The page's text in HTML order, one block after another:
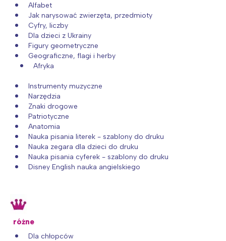
Alfabet
Jak narysować zwierzęta, przedmioty
Cyfry, liczby
Dla dzieci z Ukrainy
Figury geometryczne
Geograficzne, flagi i herby
Afryka
Instrumenty muzyczne
Narzędzia
Znaki drogowe
Patriotyczne
Anatomia
Nauka pisania literek - szablony do druku
Nauka zegara dla dzieci do druku
Nauka pisania cyferek - szablony do druku
Disney English nauka angielskiego
różne
Dla chłopców